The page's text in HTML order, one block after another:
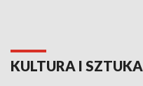
KULTURA I SZTUKA